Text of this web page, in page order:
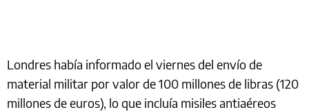
Londres había informado el viernes del envío de
material militar por valor de 100 millones de libras (120
millones de euros), lo que incluía misiles antiaéreos